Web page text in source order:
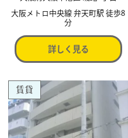
大阪メトロ中央線 弁天町駅 徒歩8
分
詳しく見る
賃貸